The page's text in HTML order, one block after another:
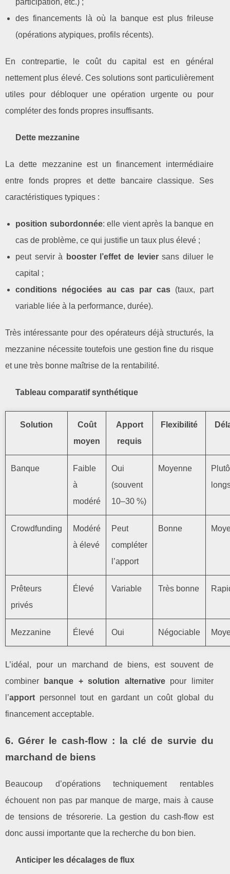
participation, etc.) ;
des financements là où la banque est plus frileuse
(opérations atypiques, profils récents).
En contrepartie, le coût du capital est en général
nettement plus élevé. Ces solutions sont particulièrement
utiles pour débloquer une opération urgente ou pour
compléter des fonds propres insuffisants.
Dette mezzanine
La dette mezzanine est un financement intermédiaire
entre fonds propres et dette bancaire classique. Ses
caractéristiques typiques :
position subordonnée: elle vient après la banque en
cas de problème, ce qui justifie un taux plus élevé ;
peut servir à
booster l’effet de leviersans diluer le
capital ;
conditions négociées au cas par cas (taux, part
variable liée à la performance, durée).
Très intéressante pour des opérateurs déjà structurés, la
mezzanine nécessite toutefois une gestion fine du risque
et une très bonne maîtrise de la rentabilité.
Tableau comparatif synthétique
Solution
Coût
moyen
Apport
requis
Flexibilité
Banque
Faible
à
modéré
Oui
(souvent
10–30 %)
Moyenne
Crowdfunding
Modéré
à élevé
Peut
compléter
l’apport
Bonne
Prêteurs
privés
Élevé Variable Très bonne
Mezzanine Élevé Oui Négociable
L’idéal, pour un marchand de biens, est souvent de
combiner
banque + solution alternativepour limiter
l’apport personnel tout en gardant un coût global du
financement acceptable.
6. Gérer le cash‑flow : la clé de survie du
marchand de biens
Beaucoup d’opérations techniquement rentables
échouent non pas par manque de marge, mais à cause
de tensions de trésorerie. La gestion du cash‑flow est
donc aussi importante que la recherche du bon bien.
Anticiper les décalages de flux